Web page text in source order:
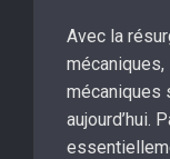
Avec la
mécaniques
aujourd’hui.